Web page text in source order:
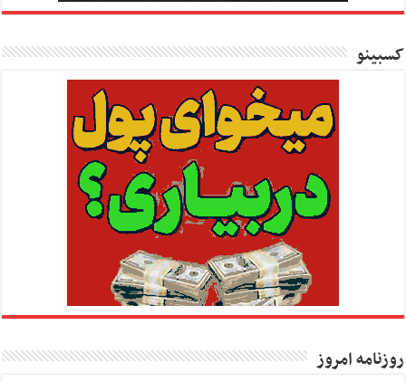
کسبینو
روزنامه امروز